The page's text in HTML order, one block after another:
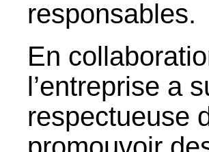
responsables.
En
l’entreprise a
respectueuse